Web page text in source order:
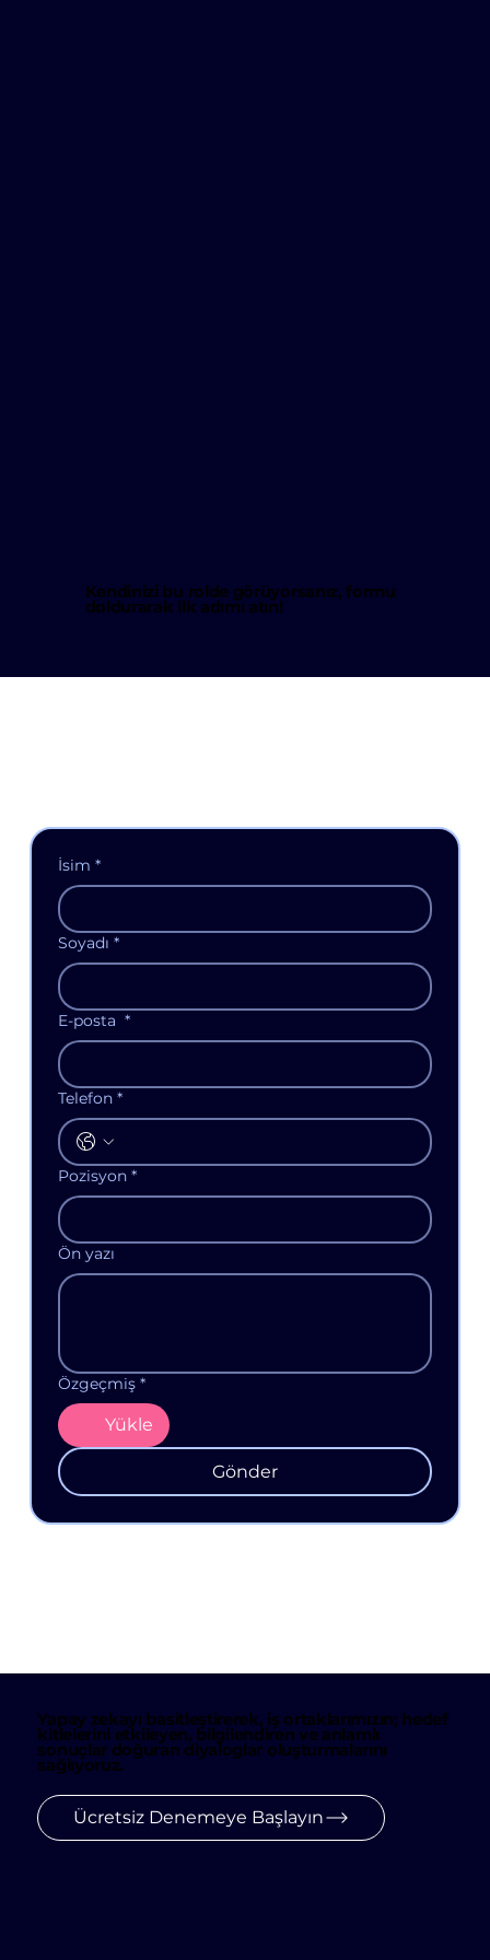
Kendinizi bu rolde görüyorsanız, formu
doldurarak ilk adımı atın!
İsim *
Soyadı *
E-posta *
Telefon *
Pozisyon *
Ön yazı
Özgeçmiş *
Yükle
Gönder
Yapay zekayı basitleştirerek, iş ortaklarımızın; hedef
kitlelerini etkileyen, bilgilendiren ve anlamlı
sonuçlar doğuran diyaloglar oluşturmalarını
sağlıyoruz.
Ücretsiz Denemeye Başlayın